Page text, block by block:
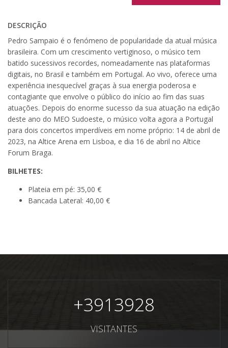
DESCRIÇÃO
Pedro Sampaio é o fenómeno de popularidade da atual música
brasileira. Com um crescimento vertiginoso, o músico tem
batido sucessivos recordes, nomeadamente nas plataformas
digitais, no Brasil e também em Portugal. Ao vivo, oferece uma
experiência inesquecível graças à sua energia poderosa e
contagiante que envolve o público do início ao fim das suas
atuações. Depois do enorme sucesso da sua atuação na edição
deste ano do MEO Sudoeste, o músico volta agora a Portugal
para dois concertos imperdíveis em nome próprio: 14 de abril de
2023, na Altice Arena em Lisboa, e dia 16 de abril no Altice
Forum Braga.
BILHETES:
Plateia em pé: 35,00 €
Bancada Lateral: 40,00 €
+3913928
VISITANTES